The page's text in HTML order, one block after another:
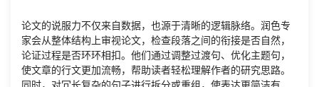
论文的说服力不仅来自数据，也源于清晰的逻辑脉络。润色专
家会从整体结构上审视论文，检查段落之间的衔接是否自然，
论证过程是否环环相扣。他们通过调整过渡句、优化主题句，
使文章的行文更加流畅，帮助读者轻松理解作者的研究思路。
同时，对冗长复杂的句子进行拆分或重组，使表达更简洁有